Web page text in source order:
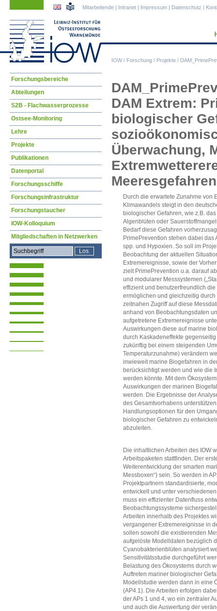
IOW/ Forschung / Projekte /
Mitarbeitende | Intranet | Impressum | Datenschutz |
DAM Extrem:
biologischer
Überwachung,
Durch die erwartete Zunahme von
Klimawandels steigt in den
biologischer Gefahren, wie z.B.
Algenblüten oder
Bedarf diese Gefahren
PrimePrevention stehen dabei
spp. und Hypoxien. So soll im
Beobachtung der aktuellen
Extremereignisse, sowie der
zielt PrimePrevention u.a. darauf
und modularer Messsystemen
effizient und benutzerfreundlich
ermöglichen und gleichzeitig
zeitnahen Zugriff auf diese
anhand von Beobachtungsdaten
aufgetretene Extremereignisse
Auswirkungen diese auf marine
durch Kaskadeneffekte
zukünftig bei einem steigenden
Temperaturzunahme) verändern
inwieweit marine Biogefahren in
berücksichtigt werden und wie die
werden könnte. Mit dem
Auswirkungen der marinen
werden. Die Ergebnisse der
des Gesamtvorhabens
Handlungsoptionen für den
biologischer Gefahren zu
abzuleiten.
Die inhaltlichen Arbeiten des IOW
Arbeitspaketen stattfinden. Der
Weiterentwicklung der smarten
Messboxen“) sein. So werden in
Projektpartnern standardisierte,
entwickelt und unter
muss ein effizienter Datenfluss
Beobachtungssysteme
Arbeiten innerhalb des Projektes
vergangener Extremereignisse in
sollen sowohl die existierenden
aufgelöste Modelldaten bezüglich
Cyanobakterienblüten analysiert
Sensitivitätsstudie durchgeführt
Belastung des Ökosystems durch
Auftreten mariner biologischer
Modellstudie werden dann in eine
(AP4.1). Die Arbeiten erfolgen
der APs 1 und 4, wo ein zentraler
und auch die Auswertung der
Navigation
überspringen
Forschungsbereiche
Abteilungen
S2B - Flachwasserprozesse
Ostsee-Monitoring
Lehre
Projekte
Publikationen
Datenportal
Forschungsschiffe
Forschungsinfrastruktur
Forschungstaucher
IOW-Kolloquium
Mitgliedschaften in Netzwerken